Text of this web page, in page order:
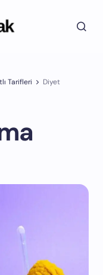
Tarifleri
Diyet